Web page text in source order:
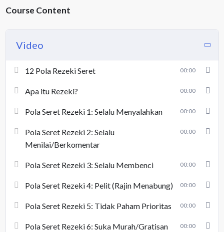
Course Content
Video
12 Pola Rezeki Seret 00:00
Apa itu Rezeki? 00:00
Pola Seret Rezeki 1: Selalu Menyalahkan 00:00
Pola Seret Rezeki 2: Selalu
Menilai/Berkomentar
00:00
Pola Seret Rezeki 3: Selalu Membenci 00:00
Pola Seret Rezeki 4: Pelit (Rajin Menabung) 00:00
Pola Seret Rezeki 5: Tidak Paham Prioritas 00:00
Pola Seret Rezeki 6: Suka Murah/Gratisan 00:00